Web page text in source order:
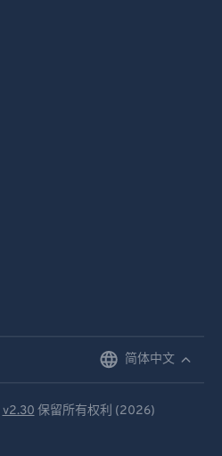
简体中文
v2.30 保留所有权利 (2026)